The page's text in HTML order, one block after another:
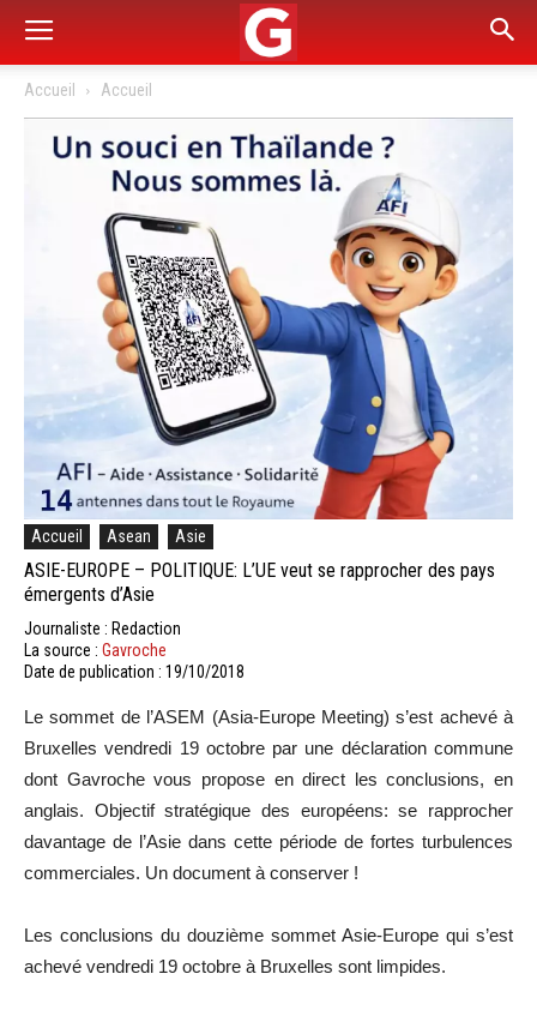
Accueil Accueil
Accueil Asean Asie
ASIE-EUROPE – POLITIQUE: L’UE veut se rapprocher des pays
émergents d’Asie
Journaliste : Redaction
La source : Gavroche
Date de publication : 19/10/2018
Le sommet de l’ASEM (Asia-Europe Meeting) s’est achevé à
Bruxelles vendredi 19 octobre par une déclaration commune
dont Gavroche vous propose en direct les conclusions, en
anglais. Objectif stratégique des européens: se rapprocher
davantage de l’Asie dans cette période de fortes turbulences
commerciales. Un document à conserver !
Les conclusions du douzième sommet Asie-Europe qui s’est
achevé vendredi 19 octobre à Bruxelles sont limpides.